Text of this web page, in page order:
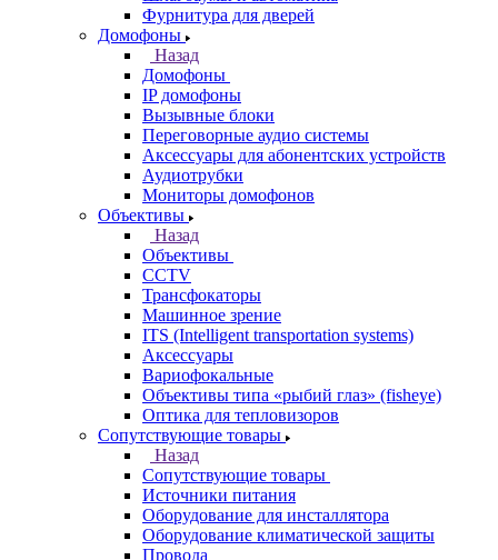
Фурнитура для дверей
Домофоны
Назад
Домофоны
IP домофоны
Вызывные блоки
Переговорные аудио системы
Аксессуары для абонентских устройств
Аудиотрубки
Мониторы домофонов
Объективы
Назад
Объективы
CCTV
Трансфокаторы
Машинное зрение
ITS (Intelligent transportation systems)
Аксессуары
Вариофокальные
Объективы типа «рыбий глаз» (fisheye)
Оптика для тепловизоров
Сопутствующие товары
Назад
Сопутствующие товары
Источники питания
Оборудование для инсталлятора
Оборудование климатической защиты
Провода